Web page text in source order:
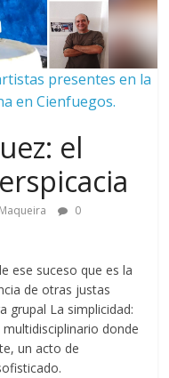
presentes en la
en Cienfuegos.
el
0
ese suceso que es la
de otras justas
grupal La simplicidad:
donde
un acto de